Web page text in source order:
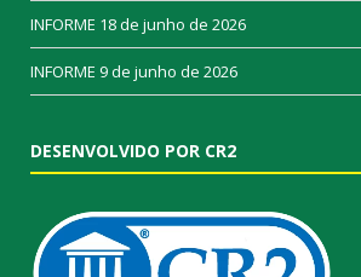
INFORME 18 de junho de 2026
INFORME 9 de junho de 2026
DESENVOLVIDO POR CR2